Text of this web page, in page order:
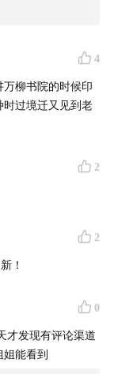
4
柳书院的时候印
过境迁又见到老
2
2
！
0
才发现有评论渠道
能看到